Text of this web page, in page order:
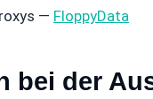
— FloppyData
bei der